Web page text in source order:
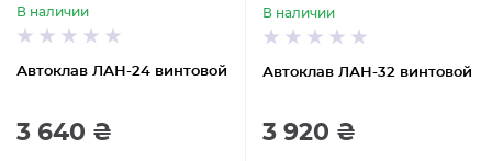
Автоклав ЛАН-24 винтовой
В наличии
3 640 ₴
Автоклав ЛАН-32 винтовой
В наличии
3 920 ₴